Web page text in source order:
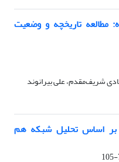
مطالعه تاریخچه و وضعیت
شریف‌مقدم، علی بیرانوند
بر اساس تحلیل شبکه هم